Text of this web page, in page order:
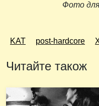
Фото
KAT post-hardcore
Читайте також